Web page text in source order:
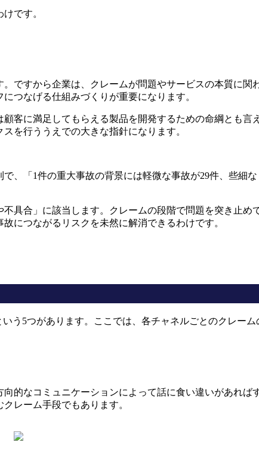
です。
ですから企業は、クレームが問題やサービスの本質に関
つなげる仕組みづくりが重要になります。
客に満足してもらえる製品を開発するための命綱とも言
を行ううえでの大きな指針になります。
、「1件の重大事故の背景には軽微な事故が29件、些細
具合」に該当します。クレームの段階で問題を突き止め
につながるリスクを未然に解消できるわけです。
5つがあります。ここでは、各チャネルごとのクレーム
的なコミュニケーションによって話に食い違いがあれば
レーム手段でもあります。